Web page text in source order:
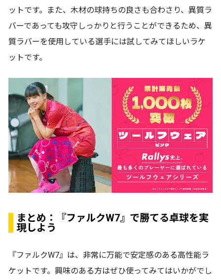
ットです。また、木材の球持ちの良さも合わさり、異質ラ
バーであっても攻守しっかりと行うことができるため、異
質ラバーを使用している選手には試してみてほしいラケ
ットです。
まとめ：『ファルクW7』で勝てる卓球を実
現しよう
『ファルクW7』は、非常に万能で安定感のある高性能ラ
ケットです。興味のある方はぜひ使ってみてはいかがでし